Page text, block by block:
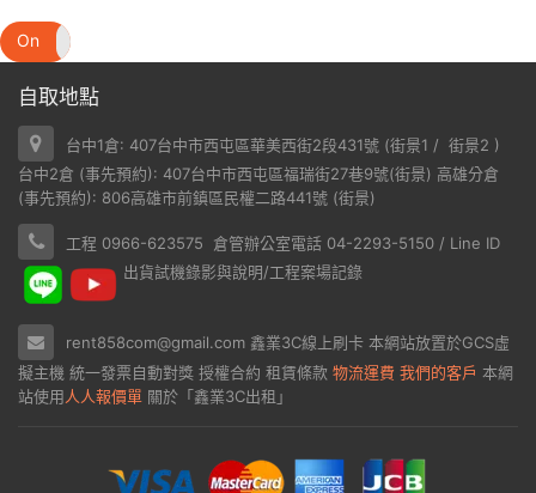
On
自取地點
台中1倉: 407台中市西屯區華美西街2段431號 (街景1 / 街景2 )
台中2倉 (事先預約): 407台中市西屯區福瑞街27巷9號(街景) 高雄分倉
(事先預約): 806高雄市前鎮區民權二路441號 (街景)
工程 0966-623575 倉管辦公室電話 04-2293-5150 / Line ID
出貨試機錄影與說明/工程案場記錄
rent858com@gmail.com 鑫業3C線上刷卡 本網站放置於GCS虛
擬主機 統一發票自動對獎 授權合約 租賃條款 物流運費 我們的客戶 本網
站使用人人報價單 關於「鑫業3C出租」